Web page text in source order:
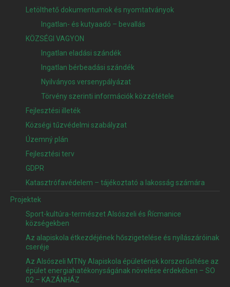
Letölthető dokumentumok és nyomtatványok
Ingatlan- és kutyaadó – bevallás
KÖZSÉGI VAGYON
Ingatlan eladási szándék
Ingatlan bérbeadási szándék
Nyilványos versenypályázat
Törvény szerinti információk közzététele
Fejlesztési illeték
Községi tűzvédelmi szabályzat
Územný plán
Fejlesztési terv
GDPR
Katasztrófavédelem – tájékoztató a lakosság számára
Projektek
Sport-kultúra-természet Alsószeli és Řícmanice
községekben
Az alapiskola étkezdéjének hőszigetelése és nyílászáróinak
cseréje
Az Alsószeli MTNy Alapiskola épületének korszerűsítése az
épület energiahatékonyságának növelése érdekében – SO
02 – KAZÁNHÁZ